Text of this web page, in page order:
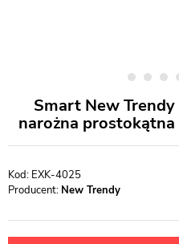
Smart New
narożna
EXK-4025
Producent: New Trendy